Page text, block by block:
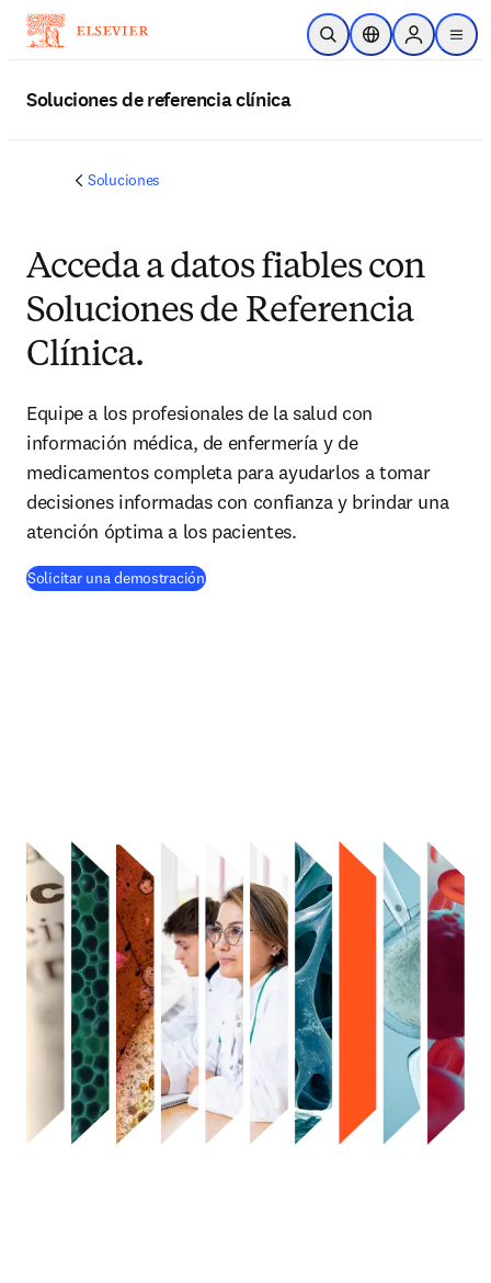
Saltar al contenido principal
Abrir búsqueda
Selector deSign in to
menu
Soluciones de referencia clínica
Soluciones
Acceda a datos fiables con
Soluciones de Referencia
Clínica.
Equipe a los profesionales de la salud con
información médica, de enfermería y de
medicamentos completa para ayudarlos a tomar
decisiones informadas con confianza y brindar una
atención óptima a los pacientes.
Solicitar una demostración